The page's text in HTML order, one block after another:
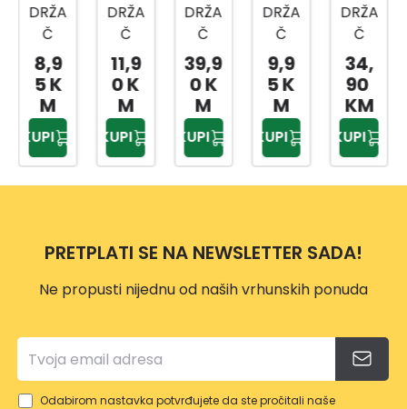
DRŽA
Č
TELE
FON
A
PN37
14
8,9
5 K
M
KUPI
DRŽA
Č
TELE
FON
A
PN37
05
11,9
0 K
M
KUPI
DRŽA
Č
TELE
FON
A
PN37
27
39,9
0 K
M
KUPI
DRŽA
Č
TELE
FON
A
PN37
08
9,9
5 K
M
KUPI
DRŽA
Č
TELE
FON
A
PN37
28
34,
90
KM
KUPI
PRETPLATI SE NA NEWSLETTER SADA!
Ne propusti nijednu od naših vrhunskih ponuda
Odabirom nastavka potvrđujete da ste pročitali naše